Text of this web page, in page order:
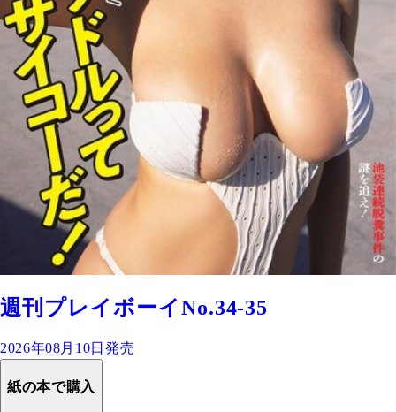
週刊プレイボーイNo.34-35
2026年08月10日発売
紙の本で購入